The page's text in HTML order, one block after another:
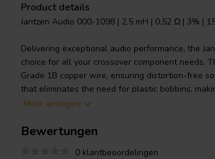
Product details
Jantzen Audio 000-1098 | 2,5 mH | 0,52 Ω | 3% |
Delivering exceptional audio performance, the
choice for all your crossover component needs.
Grade 1B copper wire, ensuring distortion-free
that eliminates the need for plastic bobbins,
copper wire is solderable and features a self-
tolerance of +/-3%, this coil ensures precise
Mehr anzeigen
Bewertungen
0 klantbeoordelingen